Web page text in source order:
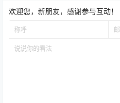
欢迎您，新朋友，感谢参与互动！